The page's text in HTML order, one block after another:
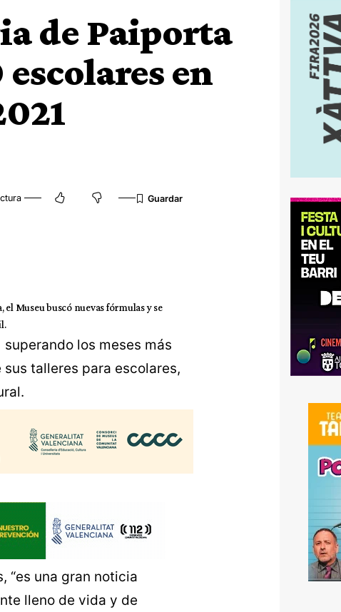
de Paiporta
en
Museu buscó nuevas fórmulas y se
los meses más
talleres para escolares,
“es una gran noticia
lleno de vida y de